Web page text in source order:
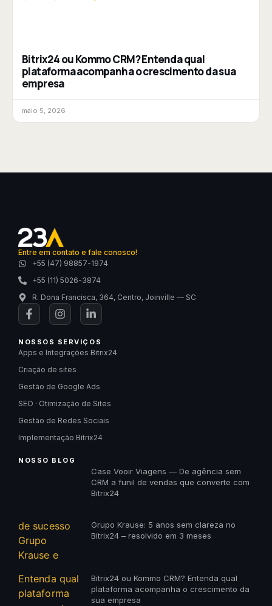
Bitrix24 ou Kommo CRM? Entenda qual
plataforma acompanha o crescimento da sua
empresa
maio 5, 2026
Entre em contato e fale conosco!
+55 (47) 98857-1974
+55 (11) 5026-3874
R. Dona Francisca, 364, Centro, Joinville — SC
NOSSOS SERVIÇOS
Apps e Integrações Bitrix24
Criação de sites
Gestão de Google Ads
SEO · Otimização de Sites
Gestão de Redes Sociais
Implementação Bitrix24
NOSSO BLOG
Case Vooir Viagens — De agência sem
CRM a funil de vendas que converte com
Bitrix24
Grupo Krause: 5 anos sem clareza no
Bitrix24 – resolvido em 3 meses
Bitrix24 ou Kommo CRM? Entenda qual
plataforma acompanha o crescimento da
sua empresa